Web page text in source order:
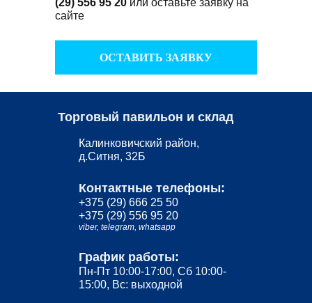
(29) 556 95 20 или оставьте заявку на
сайте
ОСТАВИТЬ ЗАЯВКУ
Торговый павильон и склад
Калинковичский район,
д.Ситня, 32Б
Контактные телефоны:
+375 (29) 666 25 50
+375 (29) 556 95 20
viber, telegram, whatsapp
График работы:
Пн-Пт 10:00-17:00, Сб 10:00-
15:00, Вс: выходной